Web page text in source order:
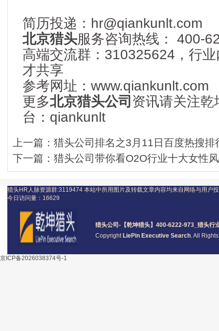
简历投递：hr@qiankunlt.com
北京猎头服务咨询热线： 400-
高端交流群：310325624，行
才共享
参考网址：www.qiankunlt.com
更多北京猎头公司 资讯请关注
台：qiankunlt
上一篇： 猎头公司排名之3月11日百度热搜排
下一篇： 猎头公司带你看O2O行业十大女性
猎头公司 -【乾坤猎头】400-6222-973_ 猎头行
Copyright LiePin Executive Search. All
猎头HR人脉资源群:3119474 本站中所用图片及转载文章内容均来自网络与用户
今日访问量： 16629
京ICP备2026038374号-1